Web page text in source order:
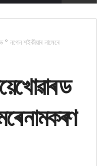
° নগেন শইকীয়াৰ নামেৰে
ড
নামকৰণ